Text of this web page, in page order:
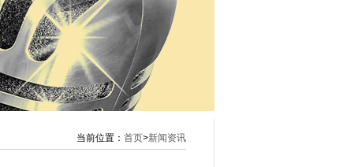
当前位置： 首页>新闻资讯